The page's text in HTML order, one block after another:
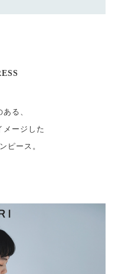
る、
メージした
ピース。